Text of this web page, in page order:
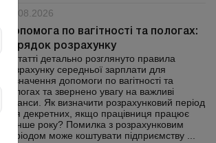
07.08.2026
Допомога по вагітності та пологах:
порядок розрахунку
У статті детально розглянуто правила
розрахунку середньої зарплати для
визначення допомоги по вагітності та
пологах та звернено увагу на важливі
нюанси. Як визначити розрахунковий період
для декретних, якщо працівниця працює
менше року? Помилка з розрахунковим
періодом може коштувати підприємству ...